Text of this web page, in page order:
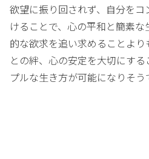
欲望に振り回されず、自分を
けることで、心の平和と簡素
的な欲求を追い求めることよ
との絆、心の安定を大切にす
プルな生き方が可能になりそう